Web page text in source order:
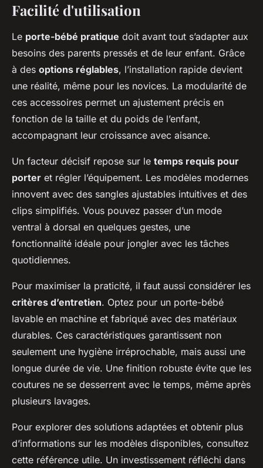
Facilité d'utilisation
Le porte-bébé pratique doit avant tout s’adapter aux
besoins des parents pressés et de leur enfant. Grâce
à des options réglables, l’installation rapide devient
une réalité, même pour les novices. La modularité de
ces accessoires permet un ajustement précis en
fonction de la taille et du poids de l’enfant,
accompagnant leur croissance avec aisance.
Un facteur décisif repose sur le temps requis pour
porter et régler l’équipement. Les modèles modernes
innovent avec des sangles ajustables intuitives et des
clips simplifiés. Vous pouvez passer d’un mode
ventral à dorsal en quelques gestes, une
fonctionnalité idéale pour jongler avec les tâches
quotidiennes.
Pour maximiser la praticité, il faut aussi considérer les
critères d’entretien. Optez pour un porte-bébé
lavable en machine et fabriqué avec des matériaux
durables. Ces caractéristiques garantissent non
seulement une hygiène irréprochable, mais aussi une
longue durée de vie. Une finition robuste évite que les
coutures ne se desserrent avec le temps, même après
plusieurs lavages.
Pour explorer des solutions adaptées et obtenir plus
d’informations sur les modèles disponibles, consultez
cette référence utile. Un investissement réfléchi dans